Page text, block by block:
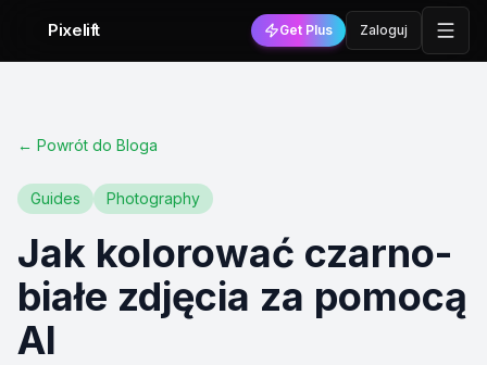
Pixelift Get Plus Zaloguj
← Powrót do Bloga
Guides Photography
Jak kolorować czarno-
białe zdjęcia za pomocą
AI